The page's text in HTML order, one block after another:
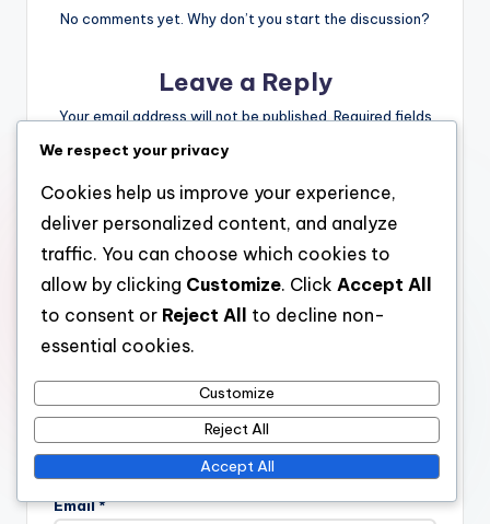
No comments yet. Why don’t you start the discussion?
Leave a Reply
Your email address will not be published.Required fields
Name*
Email*
We respect your privacy
Cookies help us improve your experience,
deliver personalized content, and analyze
traffic. You can choose which cookies to
allow by clicking Customize. Click Accept All
to consent or Reject All
to decline non-
essential cookies.
Customize
Reject All
Accept All